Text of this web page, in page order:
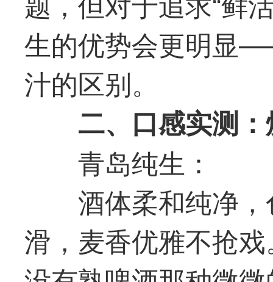
生的优势会更明显
汁的区别。
二、口感实测
青岛纯生：
酒体柔和纯净
滑，麦香优雅不抢